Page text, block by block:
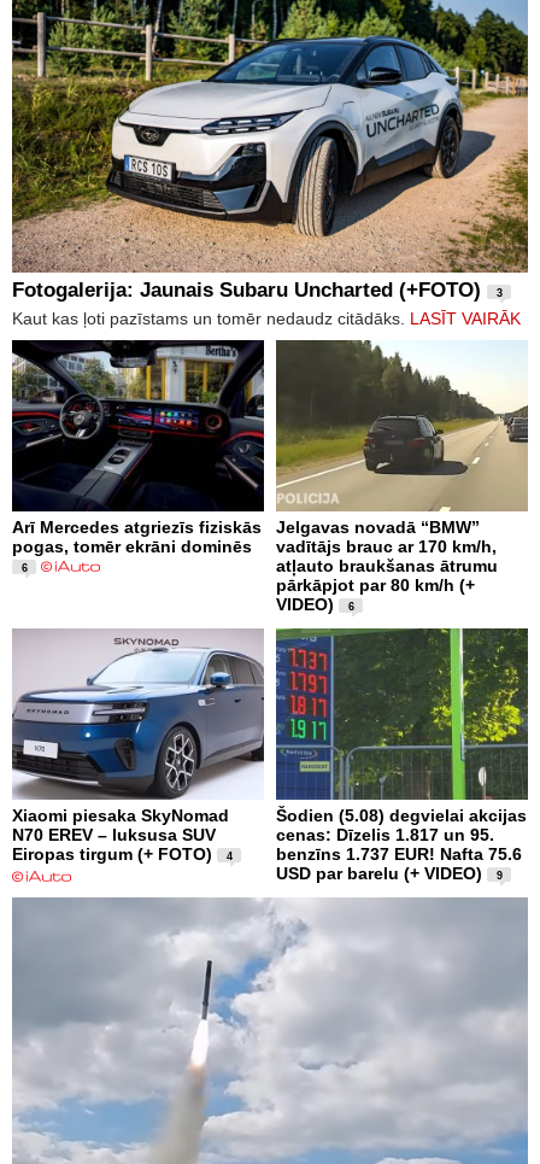
Fotogalerija: Jaunais Subaru Uncharted (+FOTO) 3
Kaut kas ļoti pazīstams un tomēr nedaudz citādāks. LASĪT VAIRĀK
Arī Mercedes atgriezīs fiziskās
pogas, tomēr ekrāni dominēs
6
Jelgavas novadā “BMW”
vadītājs brauc ar 170 km/h,
atļauto braukšanas ātrumu
pārkāpjot par 80 km/h (+
VIDEO)
6
Xiaomi piesaka SkyNomad
N70 EREV – luksusa SUV
Eiropas tirgum (+ FOTO)
4
Šodien (5.08) degvielai akcijas
cenas: Dīzelis 1.817 un 95.
benzīns 1.737 EUR! Nafta 75.6
USD par barelu (+ VIDEO)
9